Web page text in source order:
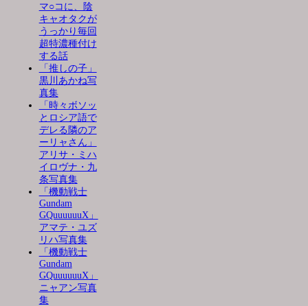
マ○コに、陰
キャオタクが
うっかり毎回
超特濃種付け
する話
「推しの子」
黒川あかね写
真集
「時々ボソッ
とロシア語で
デレる隣のア
ーリャさん」
アリサ・ミハ
イロヴナ・九
条写真集
「機動戦士
Gundam
GQuuuuuuX」
アマテ・ユズ
リハ写真集
「機動戦士
Gundam
GQuuuuuuX」
ニャアン写真
集